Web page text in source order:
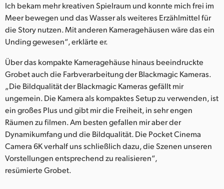
Ich bekam mehr kreativen Spielraum und konnte mich frei im
Meer bewegen und das Wasser als weiteres Erzählmittel für
die Story nutzen. Mit anderen Kameragehäusen wäre das ein
Unding gewesen“, erklärte er.
Über das kompakte Kameragehäuse hinaus beeindruckte
Grobet auch die Farbverarbeitung der Blackmagic Kameras.
„Die Bildqualität der Blackmagic Kameras gefällt mir
ungemein. Die Kamera als kompaktes Setup zu verwenden, ist
ein großes Plus und gibt mir die Freiheit, in sehr engen
Räumen zu filmen. Am besten gefallen mir aber der
Dynamikumfang und die Bildqualität. Die Pocket Cinema
Camera 6K verhalf uns schließlich dazu, die Szenen unseren
Vorstellungen entsprechend zu realisieren“,
resümierte Grobet.